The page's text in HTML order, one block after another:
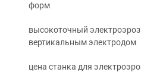
форм
высокоточный
вертикальным электродом
цена станка для